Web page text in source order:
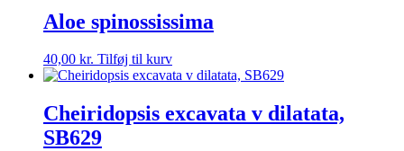
Aloe spinossissima
40,00 kr. Tilføj til kurv
Cheiridopsis excavata v dilatata,
SB629